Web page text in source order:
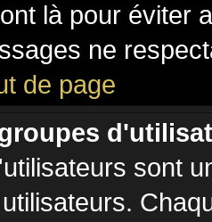
là pour éviter
ne
de page
sont